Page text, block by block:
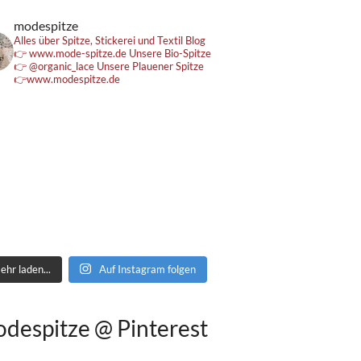
modespitze
Alles über Spitze, Stickerei und TextilBlog
👉 www.mode-spitze.deUnsere Bio-Spitze
👉 @organic_lace Unsere Plauener Spitze
👉www.modespitze.de
laden... Auf Instagram folgen
@ Pinterest